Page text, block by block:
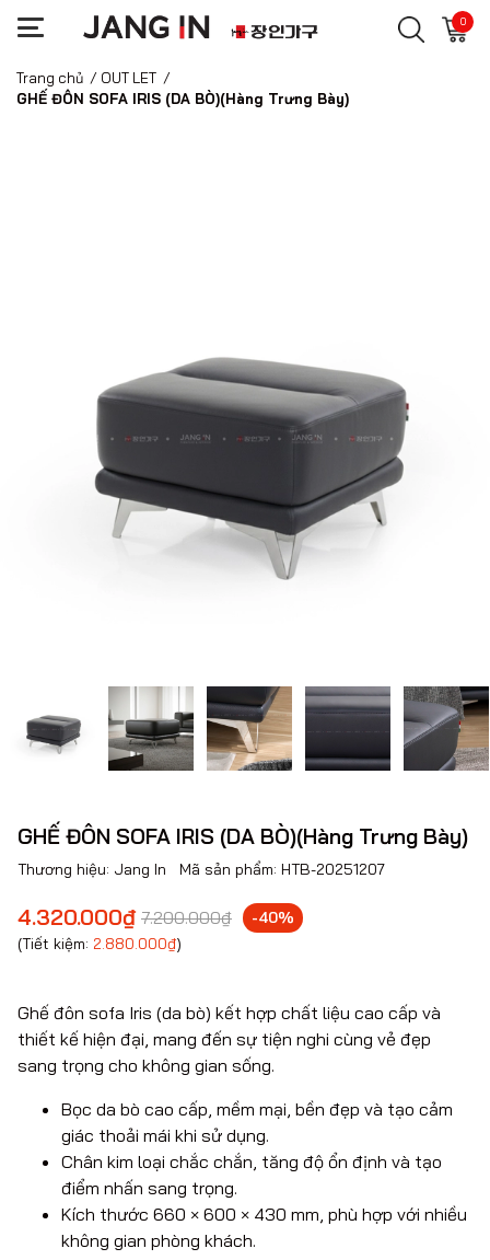
0
Trang chủ / OUT LET /
GHẾ ĐÔN SOFA IRIS (DA BÒ)(Hàng Trưng Bày)
GHẾ ĐÔN SOFA IRIS (DA BÒ)(Hàng Trưng Bày)
Thương hiệu: Jang In Mã sản phẩm: HTB-20251207
4.320.000₫ 7.200.000₫
-40%
(Tiết kiệm: 2.880.000₫)
Ghế đôn sofa Iris (da bò) kết hợp chất liệu cao cấp và
thiết kế hiện đại, mang đến sự tiện nghi cùng vẻ đẹp
sang trọng cho không gian sống.
Bọc da bò cao cấp, mềm mại, bền đẹp và tạo cảm
giác thoải mái khi sử dụng.
Chân kim loại chắc chắn, tăng độ ổn định và tạo
điểm nhấn sang trọng.
Kích thước 660 × 600 × 430 mm, phù hợp với nhiều
không gian phòng khách.